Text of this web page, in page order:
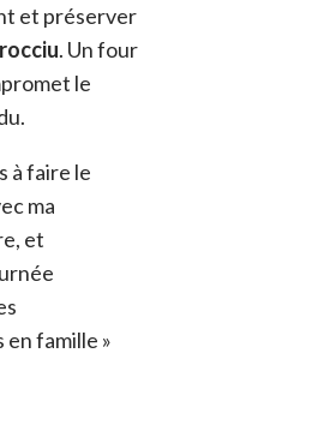
et préserver
. Un four
le
à faire le
ma
et
en famille »